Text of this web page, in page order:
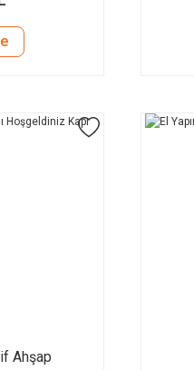
Ahşap